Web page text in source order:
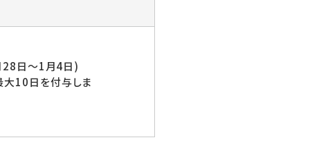
28日〜1月4日)
10日を付与しま